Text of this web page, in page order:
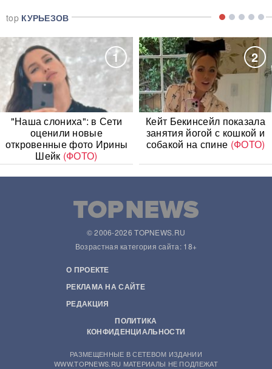
top КУРЬЕЗОВ
1
"Наша слониха": в Сети
оценили новые
откровенные фото Ирины
Шейк (ФОТО)
2
Кейт Бекинсейл показала
занятия йогой с кошкой и
собакой на спине (ФОТО)
© 2006-2026 TOPNEWS.RU
Возрастная категория сайта: 18+
О ПРОЕКТЕ
РЕКЛАМА НА САЙТЕ
РЕДАКЦИЯ
ПОЛИТИКА
КОНФИДЕНЦИАЛЬНОСТИ
РАЗМЕЩЕННЫЕ В СЕТЕВОМ ИЗДАНИИ
WWW.TOPNEWS.RU МАТЕРИАЛЫ НЕ ПОДЛЕЖАТ